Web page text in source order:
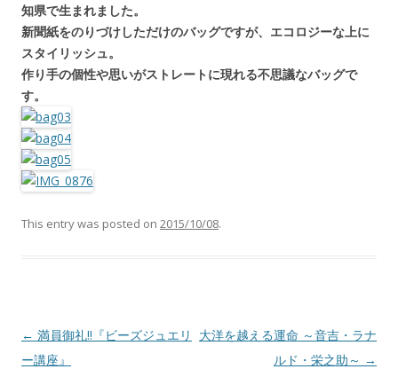
知県で生まれました。
新聞紙をのりづけしただけのバッグですが、エコロジーな上に
スタイリッシュ。
作り手の個性や思いがストレートに現れる不思議なバッグで
す。
This entry was posted on 2015/10/08.
Post navigation
← 満員御礼‼︎『ビーズジュエリ
ー講座』
大洋を越える運命 ～音吉・ラナ
ルド・栄之助～ →